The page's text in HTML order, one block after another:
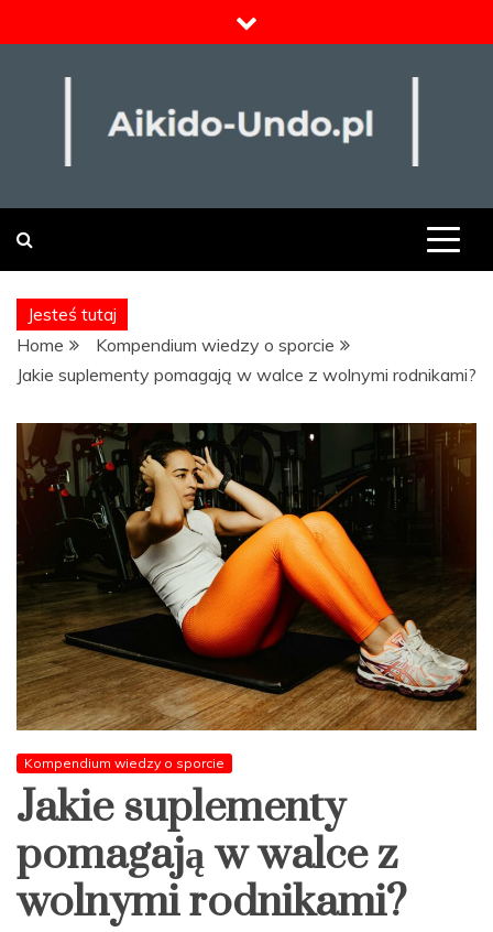
to
Odżywki i suplementy
Jesteś tutaj
Home
Kompendium wiedzy o sporcie
Jakie suplementy pomagają w walce z wolnymi rodnikami?
Kompendium wiedzy o sporcie
Jakie suplementy
pomagają w walce z
wolnymi rodnikami?